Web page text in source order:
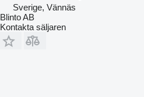
Sverige, Vännäs
Blinto AB
Kontakta säljaren